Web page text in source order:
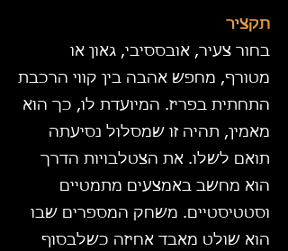
תקציר
בחור צעיר, אובססיבי, גאון או
מטורף, מחפש אהבה בין קווי הרכבת
התחתית בפריז. המיועדת לו, כך הוא
מאמין, תהיה זו שמסלול נסיעתה
תואם לשלו. את הצטלבויות הדרך
הוא מחשב באמצעים מתמטיים
וסטטיסטיים. משחק המספרים שבו
הוא שולט מאבד אחיזה כשלבסוף